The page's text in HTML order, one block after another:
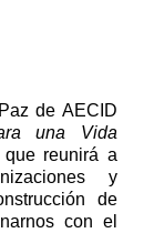
de AECID
una Vida
reunirá a
y
de
con el